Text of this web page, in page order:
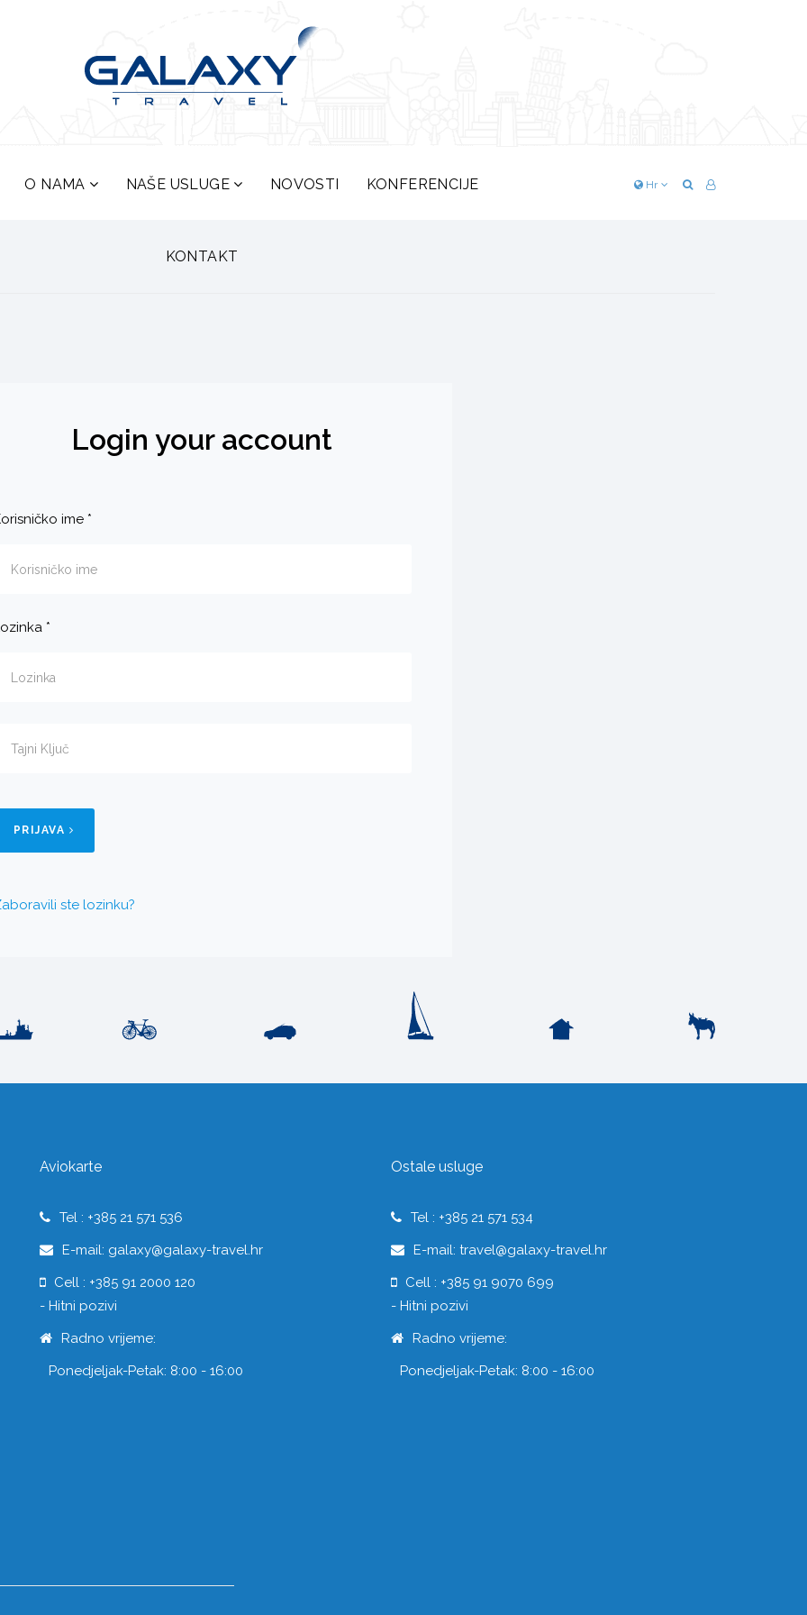
O NAMA NAŠE USLUGE NOVOSTI KONFERENCIJE
KONTAKT
Hr
Login your account
ime*
*
PRIJAVA
ste lozinku?
Aviokarte
Tel : +385 21 571 536
E-mail: galaxy@galaxy-travel.hr
Cell : +385 91 2000 120
- Hitni pozivi
Radno vrijeme:
Ponedjeljak-Petak: 8:00 - 16:00
Ostale usluge
Tel : +385 21 571 534
E-mail: travel@galaxy-travel.hr
Cell : +385 91 9070 699
- Hitni pozivi
Radno vrijeme:
Ponedjeljak-Petak: 8:00 - 16:00